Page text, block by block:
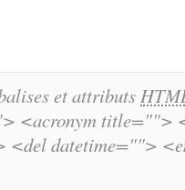
et attributs
<acronym title="">
<del datetime="">